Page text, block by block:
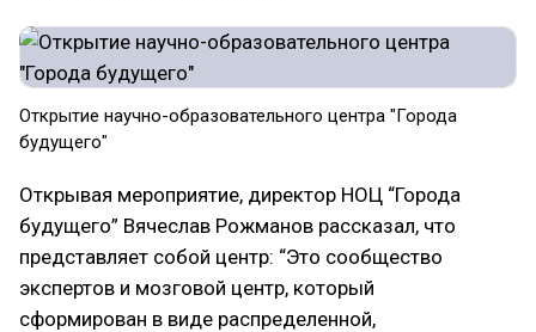
Открытие научно-образовательного центра "Города
будущего"
Открывая мероприятие, директор НОЦ “Города
будущего” Вячеслав Рожманов рассказал, что
представляет собой центр: “Это сообщество
экспертов и мозговой центр, который
сформирован в виде распределенной,